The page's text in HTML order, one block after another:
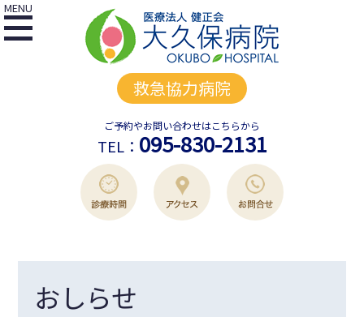
救急協力病院
ご予約やお問い合わせはこちらから
TEL： 095-830-2131
MENU
おしらせ